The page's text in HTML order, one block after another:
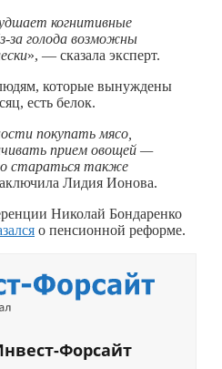
когнитивные
за голода возможны
», — сказала эксперт.
которые вынуждены
есть белок.
покупать мясо,
прием овощей —
стараться также
Лидия Ионова.
Николай Бондаренко
о пенсионной реформе.
Форсайт